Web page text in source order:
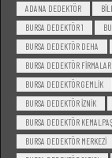
ADANA DEDEKTÖR
BURSA DEDEKTÖR 1
BURSA DEDEKTÖR DEHA
BURSA DEDEKTÖR FIRMALARI
BURSA DEDEKTÖR GEMLIK
BURSA DEDEKTÖR IZNIK
BURSA DEDEKTÖR
BURSA DEDEKTÖR MERKEZI